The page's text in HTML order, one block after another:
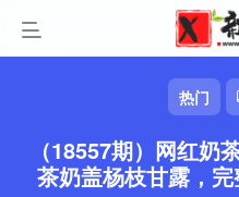
热门
（18557期）网红奶
茶奶盖杨枝甘露，